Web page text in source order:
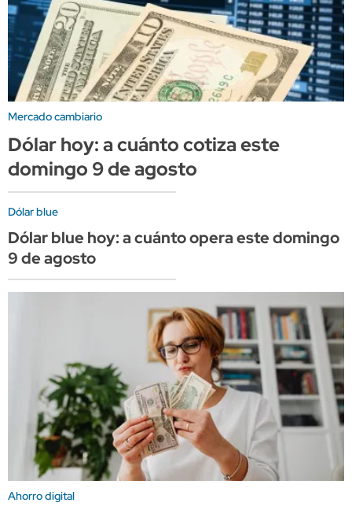
Mercado cambiario
Dólar hoy: a cuánto cotiza este
domingo 9 de agosto
Dólar blue
Dólar blue hoy: a cuánto opera este domingo
9 de agosto
Ahorro digital